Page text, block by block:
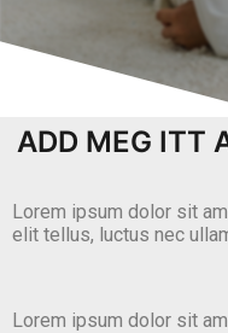
ADD MEG ITT
Lorem ipsum dolor sit
elit tellus, luctus nec
Lorem ipsum dolor sit